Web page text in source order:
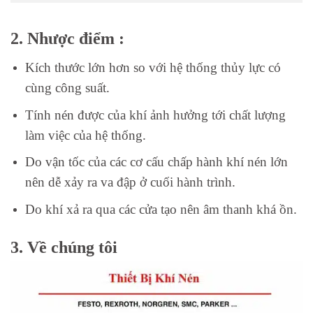
2. Nhược điểm :
Kích thước lớn hơn so với hệ thống thủy lực có
cùng công suất.
Tính nén được của khí ảnh hưởng tới chất lượng
làm việc của hệ thống.
Do vận tốc của các cơ cấu chấp hành khí nén lớn
nên dễ xảy ra va đập ở cuối hành trình.
Do khí xả ra qua các cửa tạo nên âm thanh khá ồn.
3. Về chúng tôi